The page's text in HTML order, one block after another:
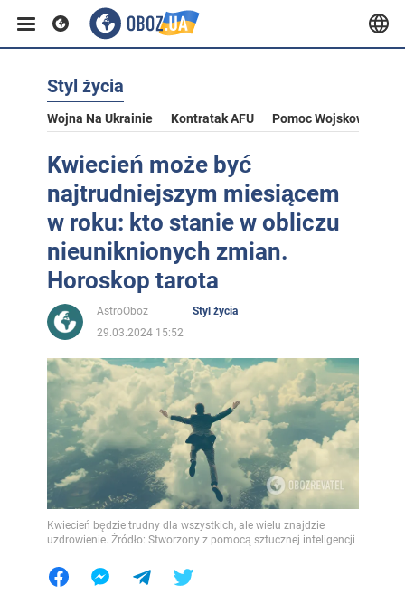
Styl życia
Wojna Na Ukrainie Kontratak AFU Pomoc Wojskowa Dla
Kwiecień może być
najtrudniejszym miesiącem
w roku: kto stanie w obliczu
nieuniknionych zmian.
Horoskop tarota
AstroOboz
Styl życia
29.03.2024 15:52
Kwiecień będzie trudny dla wszystkich, ale wielu znajdzie
uzdrowienie. Źródło: Stworzony z pomocą sztucznej inteligencji